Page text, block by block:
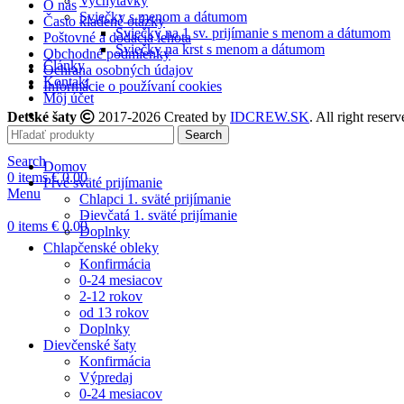
Sviečky s menom a dátumom
Sviečky na 1 sv. prijímanie s menom a dátumom
Sviečky na krst s menom a dátumom
Články
Kontakt
Môj účet
Search
0 items €0.00
Menu
0 items € 0.00
O nás
Často kladené otázky
Poštovné a dodacia lehota
Obchodné podmienky
Ochrana osobných údajov
Informácie o používaní cookies
Detské šaty
2017-2026 Created by IDCREW.SK. All right
Search
Domov
Prvé sväté prijímanie
Chlapci 1. sväté prijímanie
Dievčatá 1. sväté prijímanie
Doplnky
Chlapčenské obleky
Konfirmácia
0-24 mesiacov
2-12 rokov
od 13 rokov
Doplnky
Dievčenské šaty
Konfirmácia
Výpredaj
0-24 mesiacov